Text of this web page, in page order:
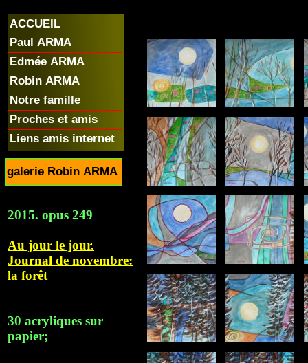
2015. opus 249
Au jour le jour.
Journal de novembre:
la forêt
30 acryliques sur
papier;
ACCUEIL
Paul ARMA
Edmée ARMA
Robin ARMA
Notre famille
Proches et amis
Liens amis internet
galerie Robin ARMA